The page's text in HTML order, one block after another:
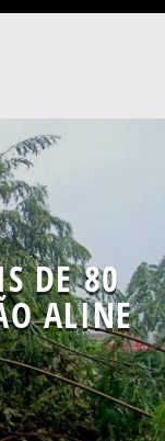
DE 80
ALINE